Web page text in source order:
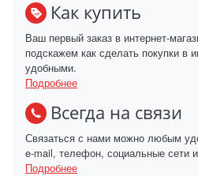
Как купить
Ваш первый заказ в интернет-
подскажем как сделать покупки в
удобными.
Подробнее
Всегда на связи
Связаться с нами можно любым
e-mail, телефон, социальные сети
Подробнее